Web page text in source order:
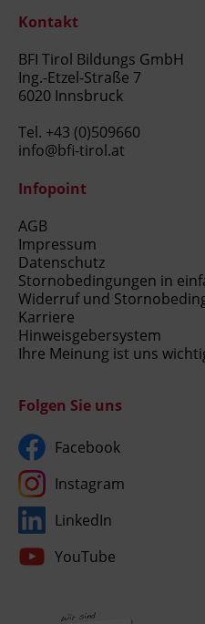
Kontakt
BFI Tirol Bildungs GmbH
Ing.-Etzel-Straße 7
6020 Innsbruck
Tel. +43 (0)509660
info@bfi-tirol.at
Infopoint
AGB
Impressum
Datenschutz
Stornobedingungen in
Widerruf und
Karriere
Hinweisgebersystem
Ihre Meinung ist uns
Folgen Sie uns
Facebook
Instagram
LinkedIn
YouTube